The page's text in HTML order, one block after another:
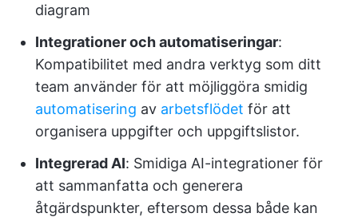
diagram
Integrationer och automatiseringar:
Kompatibilitet med andra verktyg som ditt
team använder för att möjliggöra smidig
automatisering av arbetsflödet för att
organisera uppgifter och uppgiftslistor.
Integrerad AI: Smidiga AI-integrationer för
att sammanfatta och generera
åtgärdspunkter, eftersom dessa både kan